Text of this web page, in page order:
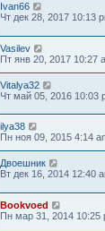
Ivan66
Чт дек 28, 2017 10:13
Vasilev
Пт янв 20, 2017 10:27
Vitalya32
Чт май 05, 2016 10:03
ilya38
Пн ноя 09, 2015 4:14
Двоешник
Вт дек 16, 2014 12:40
Bookvoed
Пн мар 31, 2014 10:25